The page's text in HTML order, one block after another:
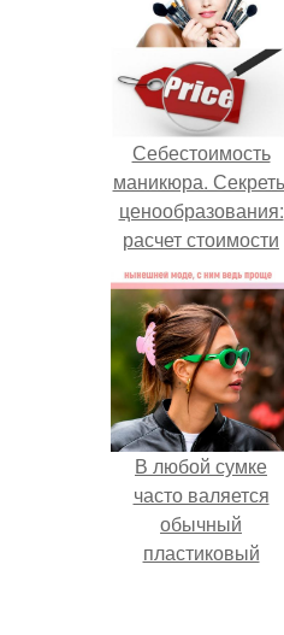
Себестоимость
маникюра.
ценообразования:
расчет стоимости
услуг (Beautyday.
В любой сумке
часто валяется
обычный
пластиковый